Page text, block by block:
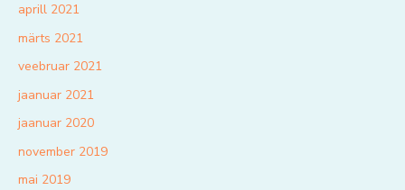
aprill 2021
märts 2021
veebruar 2021
jaanuar 2021
jaanuar 2020
november 2019
mai 2019